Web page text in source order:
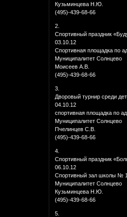
Кузьминцева Н.Ю.
(495)-439-68-66
2.
Спортивный праздник
03.10.12
Спортивная площадка по
Муниципалитет Солнцево
Моисеев А.В.
(495)-439-68-66
3.
Дворовый турнир среди
04.10.12
спортивная площадка по
Муниципалитет Солнцево
Пчелинцев С.В.
(495)-439-68-66
4.
Спортивный праздник
06.10.12
Спортивный зал школы №
Муниципалитет Солнцево
Кузьминцева Н.Ю.
(495)-439-68-66
5.